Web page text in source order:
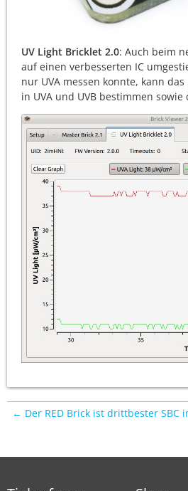
UV Light Bricklet 2.0: Auch beim
auf einen verbesserten IC
nur UVA messen konnte, kann
in UVA und UVB bestimmen
← Der RED Brick ist drittbester SBC